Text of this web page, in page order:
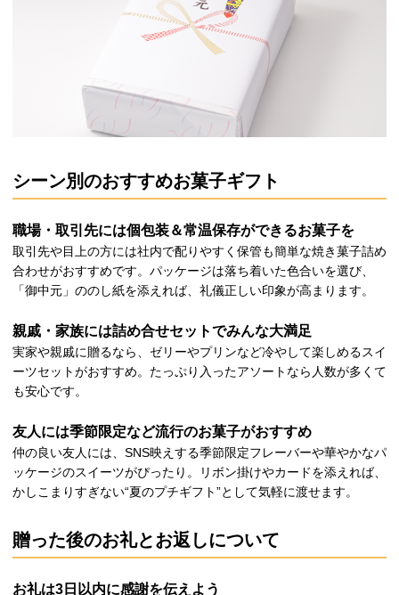
シーン別のおすすめお菓子ギフト
職場・取引先には個包装＆常温保存ができるお菓子を
取引先や目上の方には社内で配りやすく保管も簡単な焼き菓子詰め
合わせがおすすめです。パッケージは落ち着いた色合いを選び、
「御中元」ののし紙を添えれば、礼儀正しい印象が高まります。
親戚・家族には詰め合せセットでみんな大満足
実家や親戚に贈るなら、ゼリーやプリンなど冷やして楽しめるスイ
ーツセットがおすすめ。たっぷり入ったアソートなら人数が多くて
も安心です。
友人には季節限定など流行のお菓子がおすすめ
仲の良い友人には、SNS映えする季節限定フレーバーや華やかなパ
ッケージのスイーツがぴったり。リボン掛けやカードを添えれば、
かしこまりすぎない“夏のプチギフト”として気軽に渡せます。
贈った後のお礼とお返しについて
お礼は3日以内に感謝を伝えよう